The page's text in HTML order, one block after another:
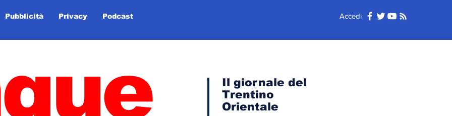
Pubblicità Privacy Podcast Accedi
Il giornale del
Trentino
Orientale